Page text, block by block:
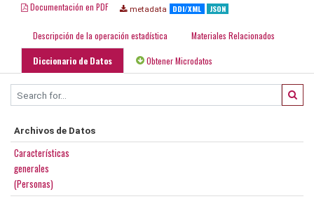
Documentación en PDF metadata DDI/XML JSON
Descripción de la operación estadística Materiales Relacionados
Diccionario de Datos Obtener Microdatos
Archivos de Datos
Características
generales
(Personas)